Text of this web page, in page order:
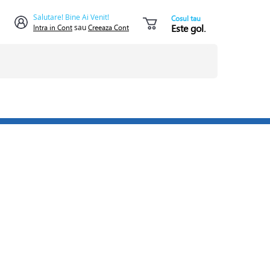
Salutare! Bine Ai Venit!
Intra in ContsauCreeaza Cont
Cosul tau
Este gol.